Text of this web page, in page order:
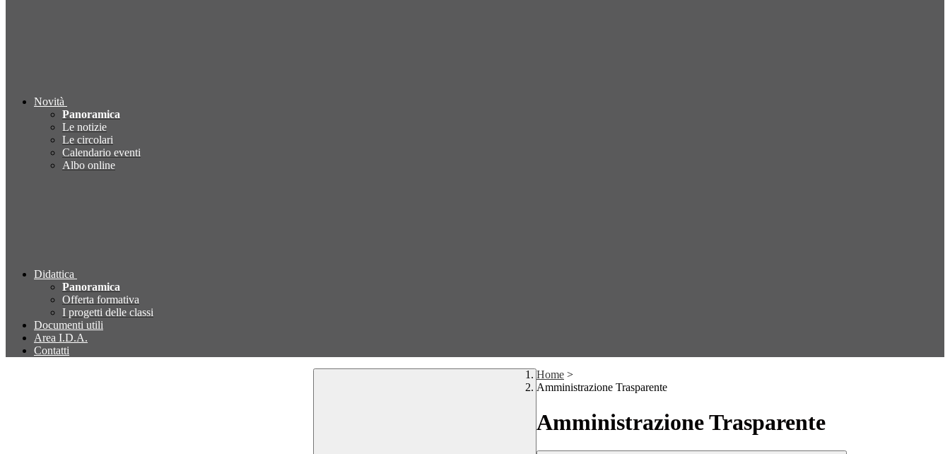
Novità
Panoramica
Le notizie
Le circolari
Calendario eventi
Albo online
Didattica
Panoramica
Offerta formativa
I progetti delle classi
Documenti utili
Area I.D.A.
Contatti
Home >
Amministrazione Trasparente
Amministrazione Trasparente